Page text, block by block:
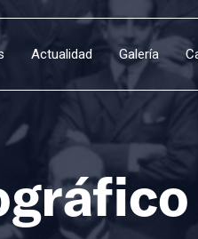
Actualidad Galería